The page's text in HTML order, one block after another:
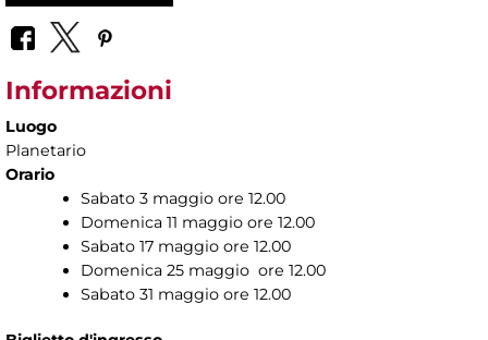
Informazioni
Luogo
Planetario
Orario
Sabato 3 maggio ore 12.00
Domenica 11 maggio ore 12.00
Sabato 17 maggio ore 12.00
Domenica 25 maggio ore 12.00
Sabato 31 maggio ore 12.00